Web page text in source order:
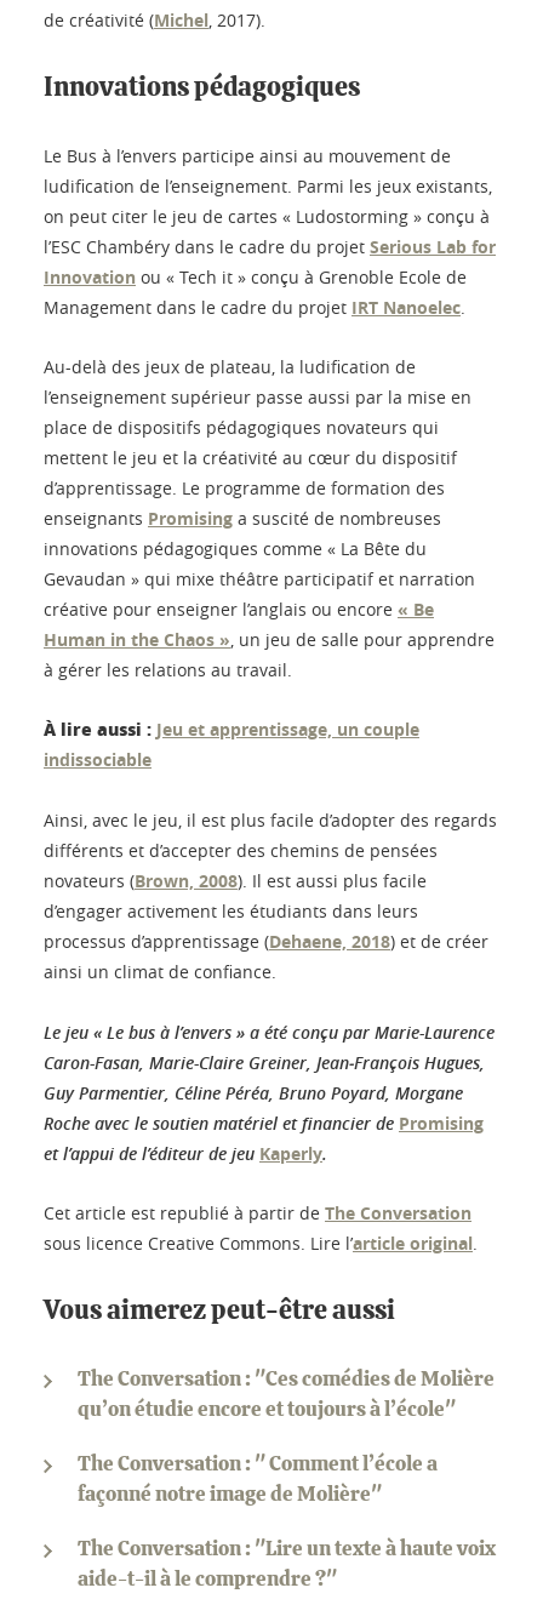
de créativité (Michel, 2017).
Innovations pédagogiques
Le Bus à l’envers participe ainsi au mouvement de
ludification de l’enseignement. Parmi les jeux existants,
on peut citer le jeu de cartes « Ludostorming » conçu à
l’ESC Chambéry dans le cadre du projet Serious Lab for
Innovation ou « Tech it » conçu à Grenoble Ecole de
Management dans le cadre du projet IRT Nanoelec.
Au-delà des jeux de plateau, la ludification de
l’enseignement supérieur passe aussi par la mise en
place de dispositifs pédagogiques novateurs qui
mettent le jeu et la créativité au cœur du dispositif
d’apprentissage. Le programme de formation des
enseignants Promising a suscité de nombreuses
innovations pédagogiques comme « La Bête du
Gevaudan » qui mixe théâtre participatif et narration
créative pour enseigner l’anglais ou encore « Be
Human in the Chaos », un jeu de salle pour apprendre
à gérer les relations au travail.
À lire aussi : Jeu et apprentissage, un couple
indissociable
Ainsi, avec le jeu, il est plus facile d’adopter des regards
différents et d’accepter des chemins de pensées
novateurs (Brown, 2008). Il est aussi plus facile
d’engager activement les étudiants dans leurs
processus d’apprentissage (Dehaene, 2018) et de créer
ainsi un climat de confiance.
Le jeu « Le bus à l’envers » a été conçu par Marie-Laurence
Caron-Fasan, Marie-Claire Greiner, Jean‑François Hugues,
Guy Parmentier, Céline Péréa, Bruno Poyard, Morgane
Roche avec le soutien matériel et financier de Promising
et l’appui de l’éditeur de jeu Kaperly.
Cet article est republié à partir de The Conversation
sous licence Creative Commons. Lire l’article original.
Vous aimerez peut-être aussi
The Conversation : "Ces comédies de Molière
qu’on étudie encore et toujours à l’école"
The Conversation : " Comment l’école a
façonné notre image de Molière"
The Conversation : "Lire un texte à haute voix
aide-t-il à le comprendre ?"